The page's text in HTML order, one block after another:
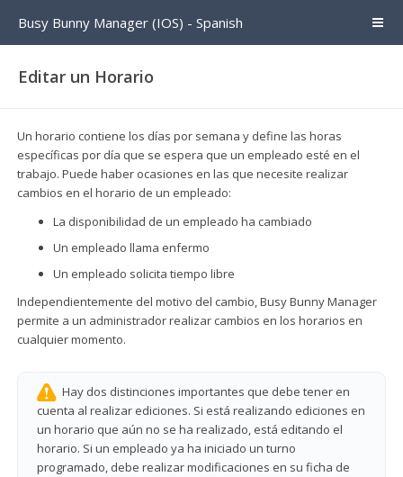
Busy Bunny Manager (IOS) - Spanish
Editar un Horario
Un horario contiene los días por semana y define las horas
específicas por día que se espera que un empleado esté en el
trabajo. Puede haber ocasiones en las que necesite realizar
cambios en el horario de un empleado:
La disponibilidad de un empleado ha cambiado
Un empleado llama enfermo
Un empleado solicita tiempo libre
Independientemente del motivo del cambio, Busy Bunny Manager
permite a un administrador realizar cambios en los horarios en
cualquier momento.
Hay dos distinciones importantes que debe tener en
cuenta al realizar ediciones. Si está realizando ediciones en
un horario que aún no se ha realizado, está editando el
horario. Si un empleado ya ha iniciado un turno
programado, debe realizar modificaciones en su ficha de